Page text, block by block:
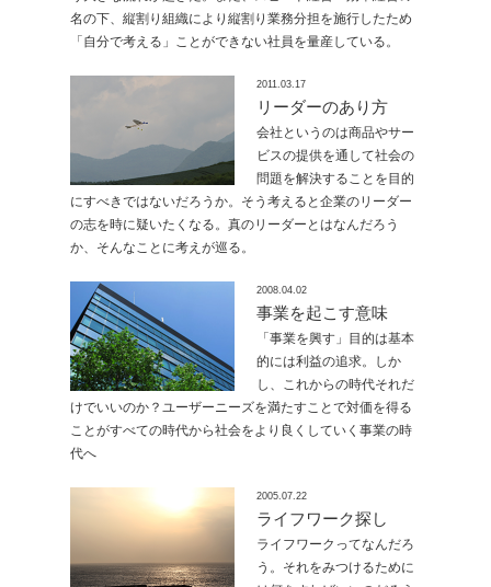
名の下、縦割り組織により縦割り業務分担を施行したため
「自分で考える」ことができない社員を量産している。
2011.03.17
リーダーのあり方
会社というのは商品やサー
ビスの提供を通して社会の
問題を解決することを目的
にすべきではないだろうか。そう考えると企業のリーダー
の志を時に疑いたくなる。真のリーダーとはなんだろう
か、そんなことに考えが巡る。
2008.04.02
事業を起こす意味
「事業を興す」目的は基本
的には利益の追求。しか
し、これからの時代それだ
けでいいのか？ユーザーニーズを満たすことで対価を得る
ことがすべての時代から社会をより良くしていく事業の時
代へ
2005.07.22
ライフワーク探し
ライフワークってなんだろ
う。それをみつけるために